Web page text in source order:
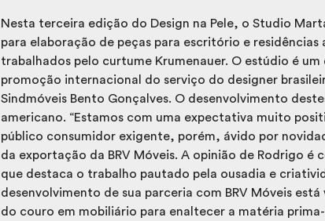
Nesta terceira edição do Design na Pele, o Studio
para elaboração de peças para escritório e
trabalhados pelo curtume Krumenauer. O estúdio é
promoção internacional do serviço do designer
Sindmóveis Bento Gonçalves. O desenvolvimento
americano. “Estamos com uma expectativa muito
público consumidor exigente, porém, ávido por
da exportação da BRV Móveis. A opinião de Rodrigo
que destaca o trabalho pautado pela ousadia e
desenvolvimento de sua parceria com BRV Móveis
do couro em mobiliário para enaltecer a matéria